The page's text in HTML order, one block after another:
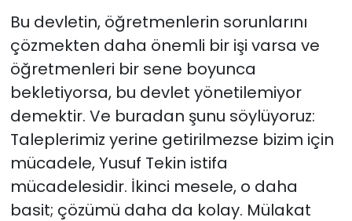
Bu devletin, öğretmenlerin sorunlarını
çözmekten daha önemli bir işi varsa ve
öğretmenleri bir sene boyunca
bekletiyorsa, bu devlet yönetilemiyor
demektir. Ve buradan şunu söylüyoruz:
Taleplerimiz yerine getirilmezse bizim için
mücadele, Yusuf Tekin istifa
mücadelesidir. İkinci mesele, o daha
basit; çözümü daha da kolay. Mülakat